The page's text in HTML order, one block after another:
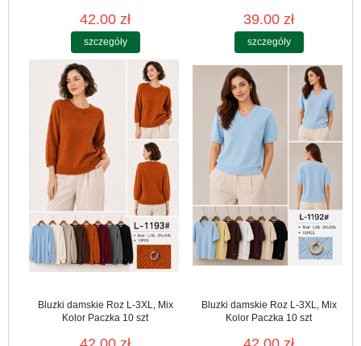
42.00 zł
szczegóły
39.00 zł
szczegóły
Bluzki damskie Roz L-3XL, Mix
Kolor Paczka 10 szt
Bluzki damskie Roz L-3XL, Mix
Kolor Paczka 10 szt